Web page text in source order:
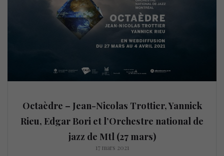
Octaèdre – Jean-Nicolas Trottier, Yannick
Rieu, Edgar Bori et l’Orchestre national de
jazz de Mtl (27 mars)
17 mars 2021